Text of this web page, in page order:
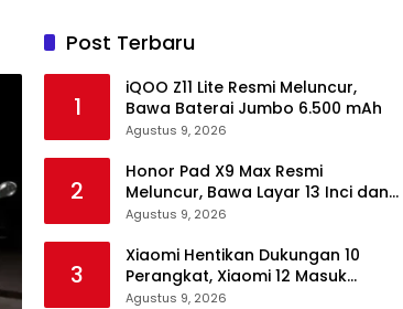
Post Terbaru
1
iQOO Z11 Lite Resmi Meluncur,
Bawa Baterai Jumbo 6.500 mAh
Agustus 9, 2026
2
Honor Pad X9 Max Resmi
Meluncur, Bawa Layar 13 Inci dan
Baterai 10.100 mAh
Agustus 9, 2026
3
Xiaomi Hentikan Dukungan 10
Perangkat, Xiaomi 12 Masuk
Daftar
Agustus 9, 2026